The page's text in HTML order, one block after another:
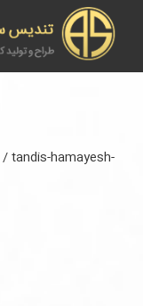
/tandis-hamayesh-